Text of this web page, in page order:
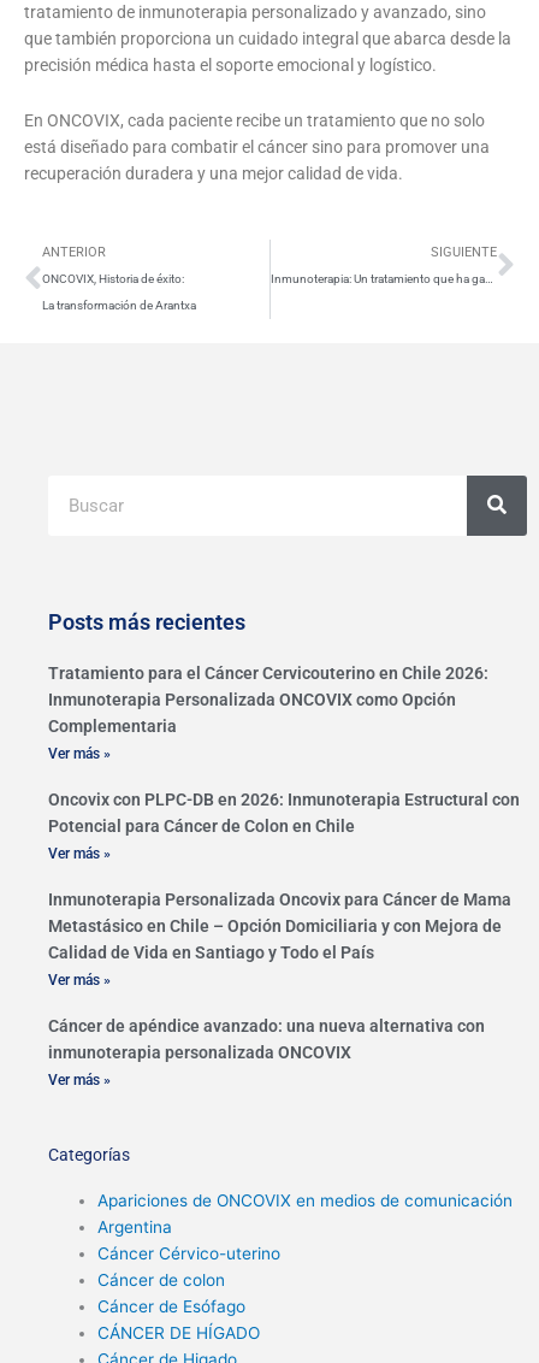
tratamiento de inmunoterapia personalizado y avanzado, sino
que también proporciona un cuidado integral que abarca desde la
precisión médica hasta el soporte emocional y logístico.
En ONCOVIX, cada paciente recibe un tratamiento que no solo
está diseñado para combatir el cáncer sino para promover una
recuperación duradera y una mejor calidad de vida.
Ant
ANTERIOR
ONCOVIX, Historia de éxito:
La transformación de Arantxa
SIGUIENTE
Inmunoterapia: Un tratamiento que ha ganado un Premio Nobel
Posts más recientes
Tratamiento para el Cáncer Cervicouterino en Chile 2026:
Inmunoterapia Personalizada ONCOVIX como Opción
Complementaria
Ver más »
Oncovix con PLPC-DB en 2026: Inmunoterapia Estructural con
Potencial para Cáncer de Colon en Chile
Ver más »
Inmunoterapia Personalizada Oncovix para Cáncer de Mama
Metastásico en Chile – Opción Domiciliaria y con Mejora de
Calidad de Vida en Santiago y Todo el País
Ver más »
Cáncer de apéndice avanzado: una nueva alternativa con
inmunoterapia personalizada ONCOVIX
Ver más »
Categorías
Apariciones de ONCOVIX en medios de comunicación
Argentina
Cáncer Cérvico-uterino
Cáncer de colon
Cáncer de Esófago
CÁNCER DE HÍGADO
Cáncer de Higado